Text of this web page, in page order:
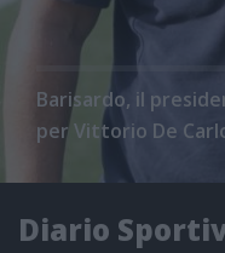
Barisardo, il
per Vittorio De
Diario